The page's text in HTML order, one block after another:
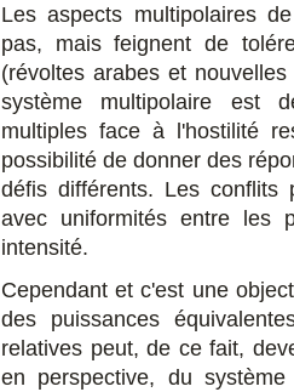
Les aspects multipolaires
pas, mais feignent de
(révoltes arabes et
système multipolaire est
multiples face à l'hostilité
possibilité de donner des
défis différents. Les conflits
avec uniformités entre les
intensité.
Cependant et c'est une
des puissances
relatives peut, de ce fait,
en perspective, du